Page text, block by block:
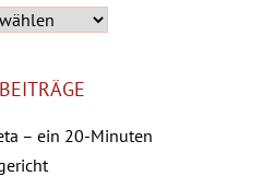
– ein 20-Minuten